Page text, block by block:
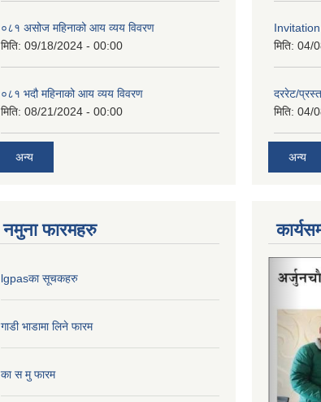
०८१ असोज महिनाको आय व्यय विवरण
मिति: 09/18/2024 - 00:00
०८१ भदौ महिनाको आय व्यय विवरण
मिति: 08/21/2024 - 00:00
अन्य
मिति: 04/
दररेट/
मिति: 04/
अन्य
नमुना फारमहरु
lgpasका सूचकहरु
गाडी भाडामा लिने फारम
का स मु फारम